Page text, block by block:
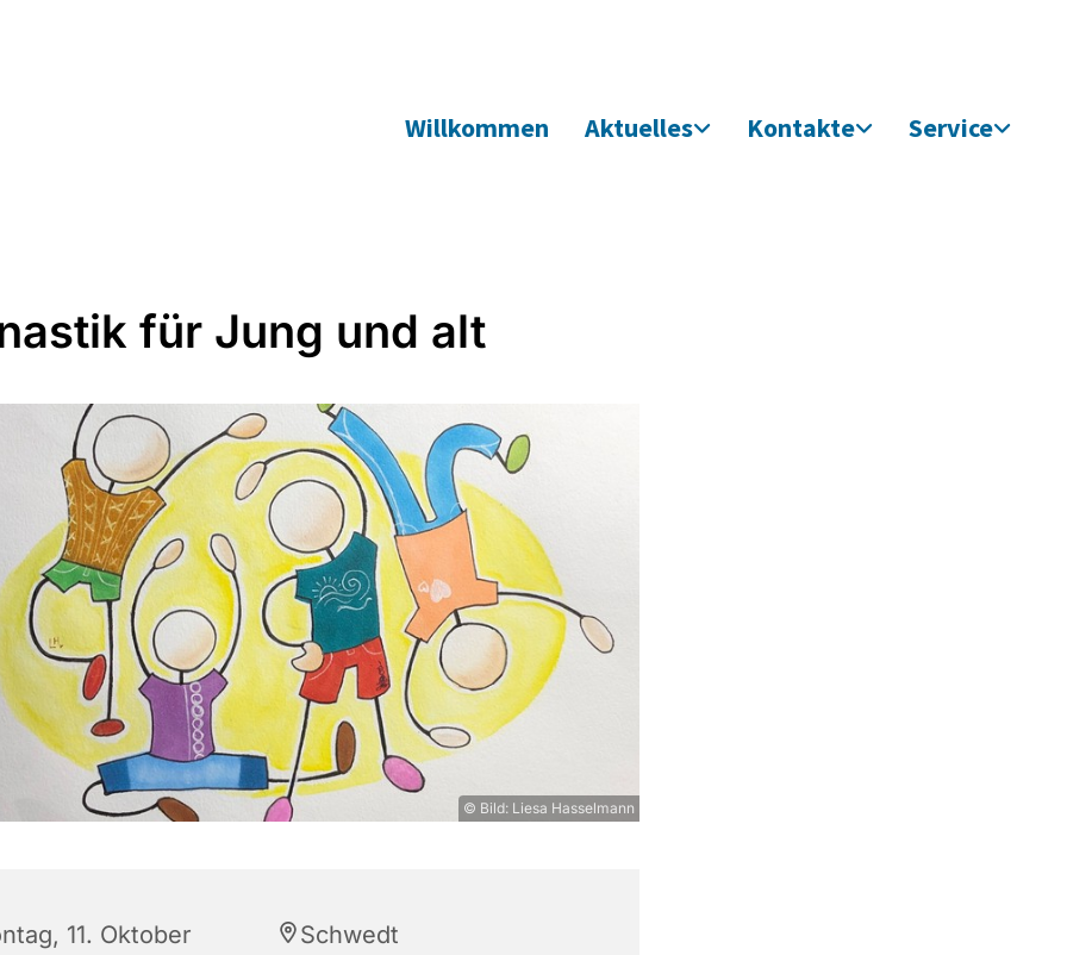
Willkommen Aktuelles Kontakte Service
für Jung und alt
© Bild: Liesa Hasselmann
11. Oktober
Schwedt